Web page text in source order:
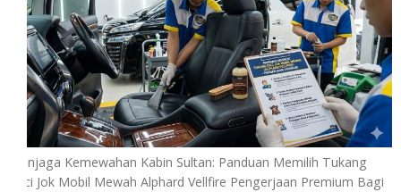
Menjaga Kemewahan Kabin Sultan: Panduan Memilih Tukang
Cuci Jok Mobil Mewah Alphard Vellfire Pengerjaan Premium Bagi